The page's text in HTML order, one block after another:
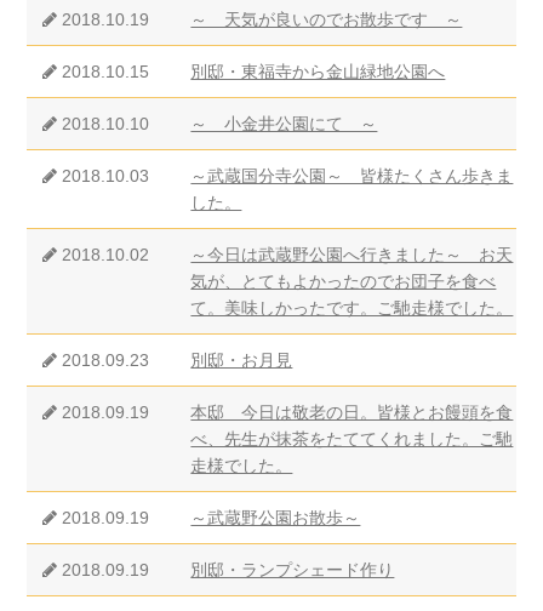
2018.10.19 ～ 天気が良いのでお散歩です ～
2018.10.15 別邸・東福寺から金山緑地公園へ
2018.10.10 ～ 小金井公園にて ～
2018.10.03
～武蔵国分寺公園～ 皆様たくさん歩きま
した。
2018.10.02
～今日は武蔵野公園へ行きました～ お天
気が、とてもよかったのでお団子を食べ
て。美味しかったです。ご馳走様でした。
2018.09.23 別邸・お月見
2018.09.19
本邸 今日は敬老の日。皆様とお饅頭を食
べ、先生が抹茶をたててくれました。ご馳
走様でした。
2018.09.19 ～武蔵野公園お散歩～
2018.09.19 別邸・ランプシェード作り